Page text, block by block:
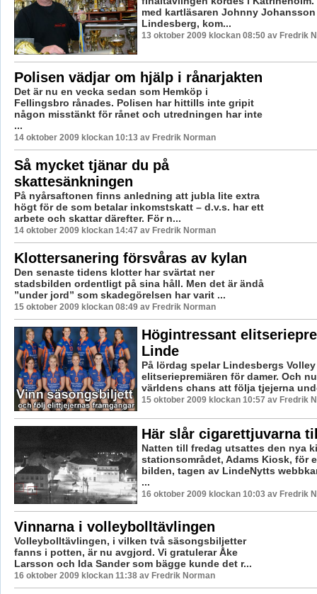
med kartläsaren Johnny
Lindesberg, kom...
13 oktober 2009 klockan 08:50 av Fredrik
Polisen vädjar om hjälp i rånarjakten
Det är nu en vecka sedan som Hemköp i
Fellingsbro rånades. Polisen har hittills inte gripit
någon misstänkt för rånet och utredningen har inte
...
14 oktober 2009 klockan 10:13 av Fredrik Norman
Så mycket tjänar du på
skattesänkningen
På nyårsaftonen finns anledning att jubla lite extra
högt för de som betalar inkomstskatt – d.v.s. har ett
arbete och skattar därefter. För n...
14 oktober 2009 klockan 14:47 av Fredrik Norman
Klottersanering försvåras av kylan
Den senaste tidens klotter har svärtat ner
stadsbilden ordentligt på sina håll. Men det är ändå
”under jord” som skadegörelsen har varit ...
15 oktober 2009 klockan 08:49 av Fredrik Norman
Högintressant
Linde
På lördag spelar Lindesbergs
elitseriepremiären för damer. Och
världens chans att följa tjejerna
15 oktober 2009 klockan 10:57 av Fredrik
Här slår cigarettjuvarna
Natten till fredag utsattes den nya
stationsområdet, Adams Kiosk, för
bilden, tagen av LindeNytts
...
16 oktober 2009 klockan 10:03 av Fredrik
Vinnarna i volleybolltävlingen
Volleybolltävlingen, i vilken två säsongsbiljetter
fanns i potten, är nu avgjord. Vi gratulerar Åke
Larsson och Ida Sander som bägge kunde det r...
16 oktober 2009 klockan 11:38 av Fredrik Norman